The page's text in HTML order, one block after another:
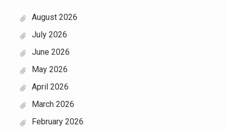
August 2026
July 2026
June 2026
May 2026
April 2026
March 2026
February 2026